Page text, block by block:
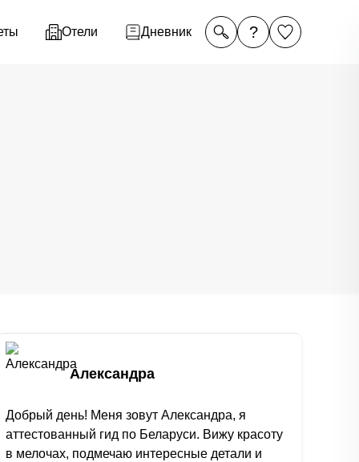
Отели Дневник ?
Александра
Добрый день! Меня зовут Александра, я
аттестованный гид по Беларуси. Вижу красоту
в мелочах, подмечаю интересные детали и